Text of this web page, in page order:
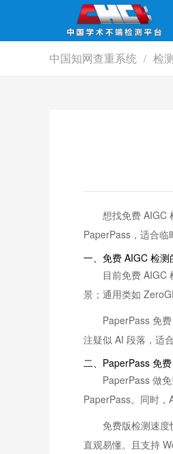
中国知网查重系统 / 检
想找免费 AIGC
PaperPass，适合临
一、免费 AIGC 检测
目前免费 AIGC
景；通用类如
PaperPass 免
注疑似 AI 段落，适
二、PaperPass 免
PaperPass 做
PaperPass。同时，
免费版检测速
直观易懂。且支持